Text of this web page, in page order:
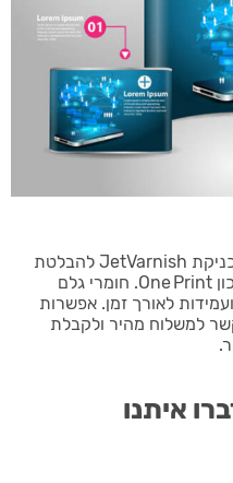
חבילה לתערוכה 2 מיוצר בשילוב טכניקת JetVarnish להבלטת
טקסטורות ותוספת ברק יוקרתי במכון One Print. חומרי גלם
לאורך זמן. אפשרות
למשלוח מהיר ולקבלת
איתנו